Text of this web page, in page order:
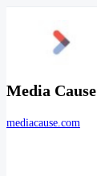
Media Cause
mediacause.com